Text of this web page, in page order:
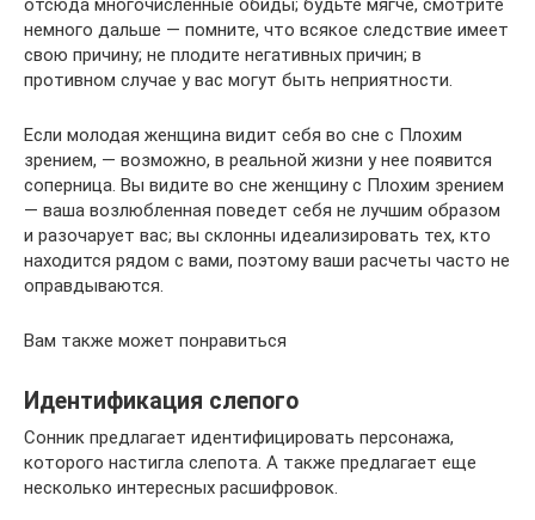
немного дальше — помните, что всякое следствие имеет
свою причину; не плодите негативных причин; в
противном случае у вас могут быть неприятности.
Если молодая женщина видит себя во сне с Плохим
зрением, — возможно, в реальной жизни у нее появится
соперница. Вы видите во сне женщину с Плохим зрением
— ваша возлюбленная поведет себя не лучшим образом
и разочарует вас; вы склонны идеализировать тех, кто
находится рядом с вами, поэтому ваши расчеты часто не
оправдываются.
Вам также может понравиться
Идентификация слепого
Сонник предлагает идентифицировать персонажа,
которого настигла слепота. А также предлагает еще
несколько интересных расшифровок.